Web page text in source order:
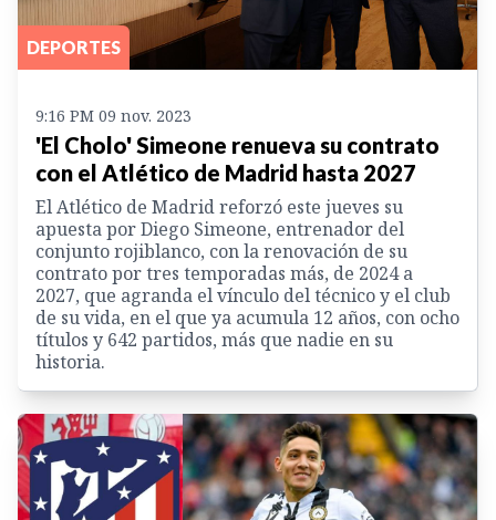
DEPORTES
9:16 PM 09 nov. 2023
'El Cholo' Simeone renueva su contrato
con el Atlético de Madrid hasta 2027
El Atlético de Madrid reforzó este jueves su
apuesta por Diego Simeone, entrenador del
conjunto rojiblanco, con la renovación de su
contrato por tres temporadas más, de 2024 a
2027, que agranda el vínculo del técnico y el club
de su vida, en el que ya acumula 12 años, con ocho
títulos y 642 partidos, más que nadie en su
historia.